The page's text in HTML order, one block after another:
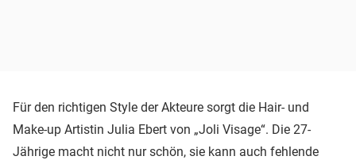
Für den richtigen Style der Akteure sorgt die Hair- und
Make-up Artistin Julia Ebert von „Joli Visage“. Die 27-
Jährige macht nicht nur schön, sie kann auch fehlende